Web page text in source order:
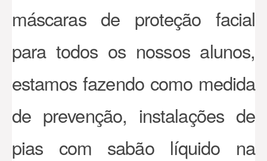
máscaras de proteção facial
para todos os nossos alunos,
estamos fazendo como medida
de prevenção, instalações de
pias com sabão líquido na